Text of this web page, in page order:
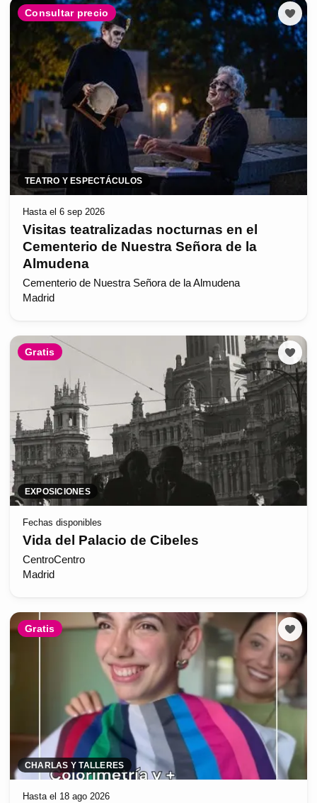
Consultar precio
TEATRO Y ESPECTÁCULOS
Hasta el 6 sep 2026
Visitas teatralizadas nocturnas en el
Cementerio de Nuestra Señora de la
Almudena
Cementerio de Nuestra Señora de la Almudena
Madrid
Gratis
EXPOSICIONES
Fechas disponibles
Vida del Palacio de Cibeles
CentroCentro
Madrid
Gratis
CHARLAS Y TALLERES
Hasta el 18 ago 2026